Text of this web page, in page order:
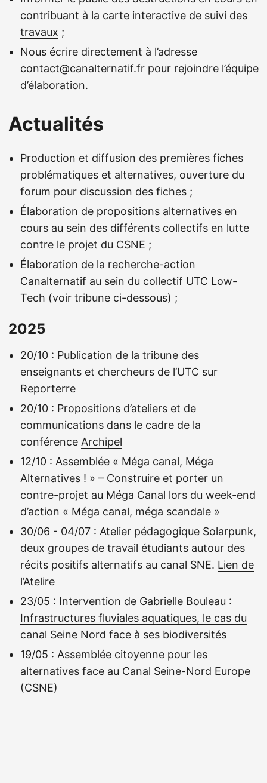
contribuant à la carte interactive de suivi des
travaux ;
Nous écrire directement à l’adresse
contact@canalternatif.fr pour rejoindre l’équipe
d’élaboration.
Actualités
Production et diffusion des premières fiches
problématiques et alternatives, ouverture du
forum pour discussion des fiches ;
Élaboration de propositions alternatives en
cours au sein des différents collectifs en lutte
contre le projet du CSNE ;
Élaboration de la recherche-action
Canalternatif au sein du collectif UTC Low-
Tech (voir tribune ci-dessous) ;
2025
20/10 : Publication de la tribune des
enseignants et chercheurs de l’UTC sur
Reporterre
20/10 : Propositions d’ateliers et de
communications dans le cadre de la
conférence Archipel
12/10 : Assemblée « Méga canal, Méga
Alternatives ! » – Construire et porter un
contre-projet au Méga Canal lors du week-end
d’action « Méga canal, méga scandale »
30/06 - 04/07 : Atelier pédagogique Solarpunk,
deux groupes de travail étudiants autour des
récits positifs alternatifs au canal SNE. Lien de
l’Atelire
23/05 : Intervention de Gabrielle Bouleau :
Infrastructures fluviales aquatiques, le cas du
canal Seine Nord face à ses biodiversités
19/05 : Assemblée citoyenne pour les
alternatives face au Canal Seine-Nord Europe
(CSNE)